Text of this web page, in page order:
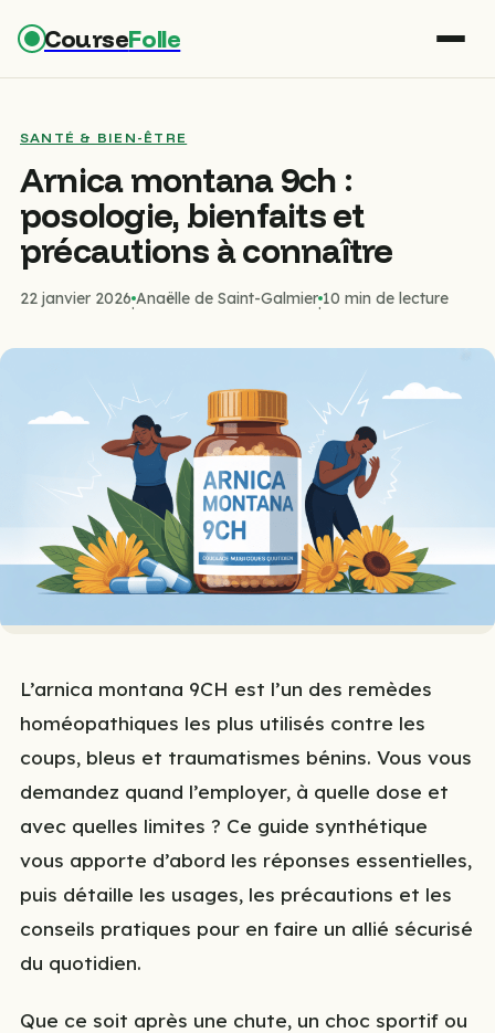
CourseFolle
SANTÉ & BIEN-ÊTRE
Arnica montana 9ch :
posologie, bienfaits et
précautions à connaître
22 janvier 2026
·
Anaëlle de Saint-Galmier
·
10 min de lecture
L’arnica montana 9CH est l’un des remèdes
homéopathiques les plus utilisés contre les
coups, bleus et traumatismes bénins. Vous vous
demandez quand l’employer, à quelle dose et
avec quelles limites ? Ce guide synthétique
vous apporte d’abord les réponses essentielles,
puis détaille les usages, les précautions et les
conseils pratiques pour en faire un allié sécurisé
du quotidien.
Que ce soit après une chute, un choc sportif ou